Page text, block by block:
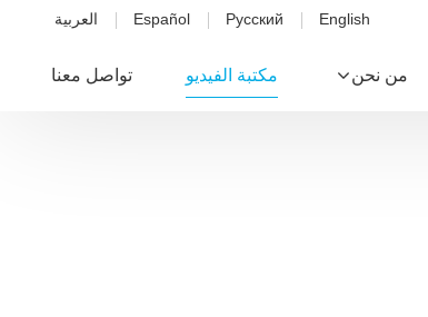
English
Русский
Español العربية
من نحن مكتبة الفيديو تواصل معنا